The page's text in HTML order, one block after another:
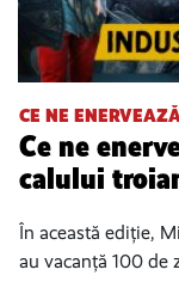
CE NE
Ce ne
calului
În această ediție,
au vacanță 100 de